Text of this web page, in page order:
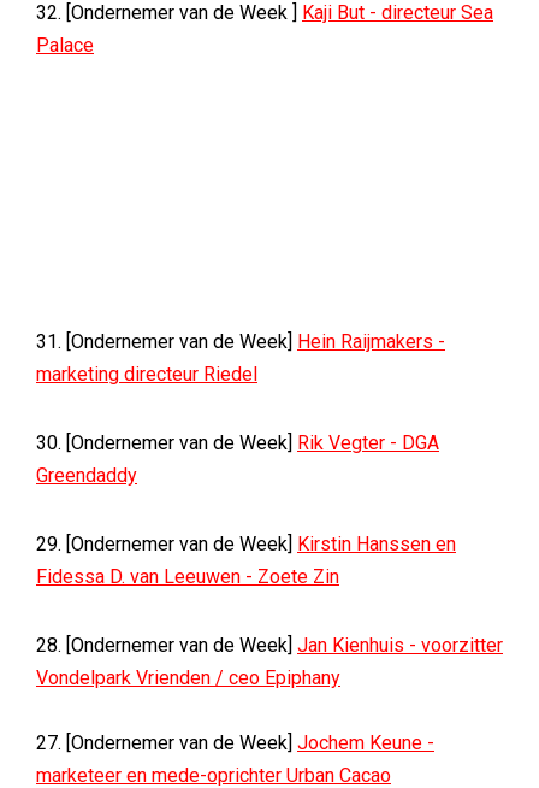
32. [Ondernemer van de Week ] Kaji But - directeur Sea
Palace
31. [Ondernemer van de Week] Hein Raijmakers -
marketing directeur Riedel
30. [Ondernemer van de Week] Rik Vegter - DGA
Greendaddy
29. [Ondernemer van de Week] Kirstin Hanssen en
Fidessa D. van Leeuwen - Zoete Zin
28. [Ondernemer van de Week] Jan Kienhuis - voorzitter
Vondelpark Vrienden / ceo Epiphany
27. [Ondernemer van de Week] Jochem Keune -
marketeer en mede-oprichter Urban Cacao